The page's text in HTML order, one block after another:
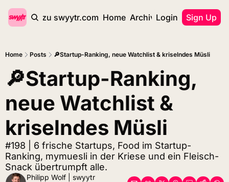
zurück zu swyytr.com Home Archive Tags
Login Sign Up
Home Posts 🔎Startup-Ranking, neue Watchlist & kriselndes Müsli
🔎Startup-Ranking,
neue Watchlist &
kriselndes Müsli
#198 | 6 frische Startups, Food im Startup-
Ranking, mymuesli in der Kriese und ein Fleisch-
Snack übertrumpft alle.
Philipp Wolf | swyytr